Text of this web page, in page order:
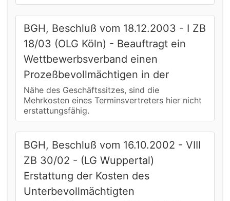
BGH, Beschluß vom 18.12.2003 - I ZB
18/03 (OLG Köln) - Beauftragt ein
Wettbewerbsverband einen
Prozeßbevollmächtigen in der
Nähe des Geschäftssitzes, sind die
Mehrkosten eines Terminsvertreters hier nicht
erstattungsfähig.
BGH, Beschluß vom 16.10.2002 - VIII
ZB 30/02 - (LG Wuppertal)
Erstattung der Kosten des
Unterbevollmächtigten